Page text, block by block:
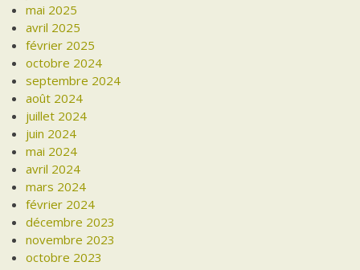
mai 2025
avril 2025
février 2025
octobre 2024
septembre 2024
août 2024
juillet 2024
juin 2024
mai 2024
avril 2024
mars 2024
février 2024
décembre 2023
novembre 2023
octobre 2023